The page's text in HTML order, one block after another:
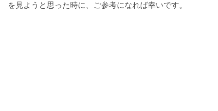
を見ようと思った時に、ご参考になれば幸いです。